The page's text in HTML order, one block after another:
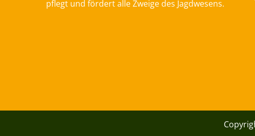
pflegt und fördert alle Zweige des Jagdwesens.